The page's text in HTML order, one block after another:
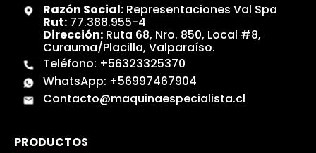
Razón Social:Representaciones Val Spa
Rut:77.388.955-4
Dirección:Ruta 68, Nro. 850, Local #8,
Curauma/Placilla, Valparaíso.
Teléfono: +56323325370
WhatsApp: +56997467904
Contacto@maquinaespecialista.cl
PRODUCTOS